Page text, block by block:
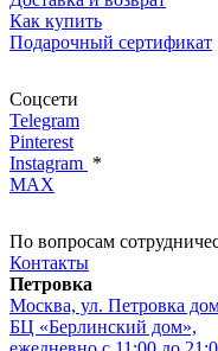
Как купить
Подарочный сертификат
Соцсети
Telegram
Pinterest
Instagram *
MAX
По вопросам
Контакты
Петровка
Москва, ул. Петровка
БЦ «Берлинский дом»,